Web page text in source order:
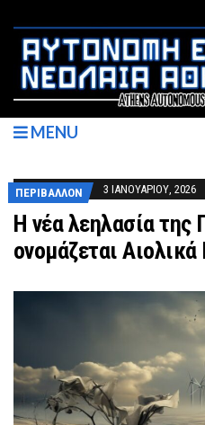
MENU
ΠΕΡΙΒΆΛΛΟΝ 3 ΙΑΝΟΥΑΡΊΟΥ, 2026
Η νέα λεηλασία της
ονομάζεται